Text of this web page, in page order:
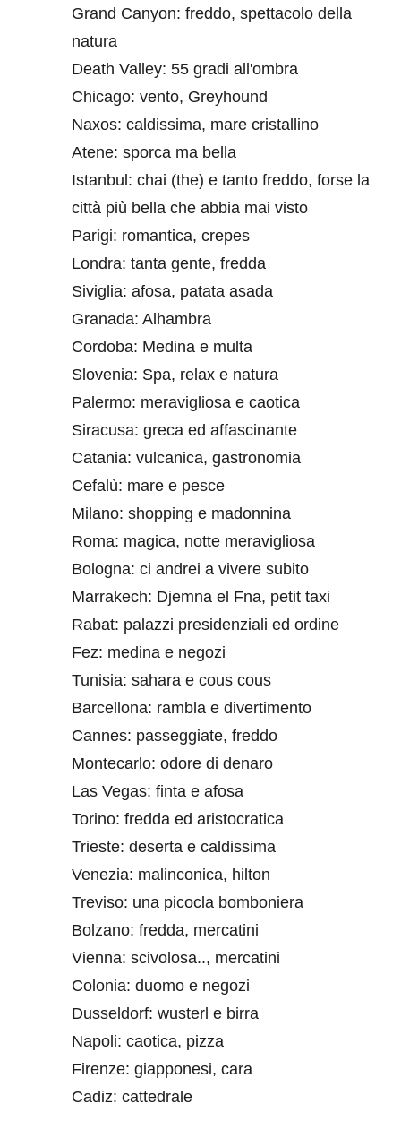
Grand Canyon: freddo, spettacolo della
natura
Death Valley: 55 gradi all'ombra
Chicago: vento, Greyhound
Naxos: caldissima, mare cristallino
Atene: sporca ma bella
Istanbul: chai (the) e tanto freddo, forse la
città più bella che abbia mai visto
Parigi: romantica, crepes
Londra: tanta gente, fredda
Siviglia: afosa, patata asada
Granada: Alhambra
Cordoba: Medina e multa
Slovenia: Spa, relax e natura
Palermo: meravigliosa e caotica
Siracusa: greca ed affascinante
Catania: vulcanica, gastronomia
Cefalù: mare e pesce
Milano: shopping e madonnina
Roma: magica, notte meravigliosa
Bologna: ci andrei a vivere subito
Marrakech: Djemna el Fna, petit taxi
Rabat: palazzi presidenziali ed ordine
Fez: medina e negozi
Tunisia: sahara e cous cous
Barcellona: rambla e divertimento
Cannes: passeggiate, freddo
Montecarlo: odore di denaro
Las Vegas: finta e afosa
Torino: fredda ed aristocratica
Trieste: deserta e caldissima
Venezia: malinconica, hilton
Treviso: una picocla bomboniera
Bolzano: fredda, mercatini
Vienna: scivolosa.., mercatini
Colonia: duomo e negozi
Dusseldorf: wusterl e birra
Napoli: caotica, pizza
Firenze: giapponesi, cara
Cadiz: cattedrale